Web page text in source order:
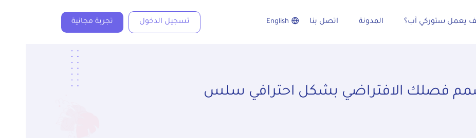
يعمل ستوركي آب؟ المدونة اتصل بنا English تسجيل الدخول تجربة مجانية
فصلك الافتراضي بشكل احترافي سلس